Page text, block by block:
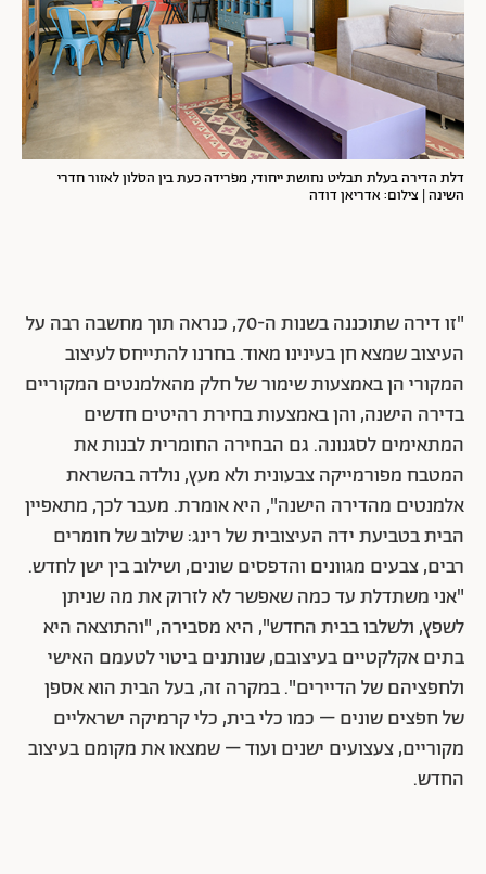
דלת הדירה בעלת תבליט נחושת ייחודי, מפרידה כעת בין הסלון לאזור חדרי
השינה | צילום: אדריאן דודה
"זו דירה שתוכננה בשנות ה-70, כנראה תוך מחשבה רבה על
העיצוב שמצא חן בעינינו מאוד. בחרנו להתייחס לעיצוב
המקורי הן באמצעות שימור של חלק מהאלמנטים המקוריים
בדירה הישנה, והן באמצעות בחירת רהיטים חדשים
המתאימים לסגנונה. גם הבחירה החומרית לבנות את
המטבח מפורמייקה צבעונית ולא מעץ, נולדה בהשראת
אלמנטים מהדירה הישנה", היא אומרת. מעבר לכך, מתאפיין
הבית בטביעת ידה העיצובית של רינג: שילוב של חומרים
רבים, צבעים מגוונים והדפסים שונים, ושילוב בין ישן לחדש.
"אני משתדלת עד כמה שאפשר לא לזרוק את מה שניתן
לשפץ, ולשלבו בבית החדש", היא מסבירה, "והתוצאה היא
בתים אקלקטיים בעיצובם, שנותנים ביטוי לטעמם האישי
ולחפציהם של הדיירים". במקרה זה, בעל הבית הוא אספן
של חפצים שונים – כמו כלי בית, כלי קרמיקה ישראליים
מקוריים, צעצועים ישנים ועוד – שמצאו את מקומם בעיצוב
החדש.